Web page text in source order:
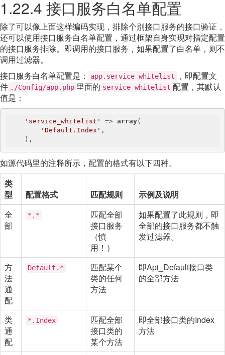
1.22.4 接口服务白名单配置
除了可以像上面这样编码实现，排除个别接口服务的接口验证，
还可以使用接口服务白名单配置，通过框架自身实现对指定配置
的接口服务排除。即调用的接口服务，如果配置了白名单，则不
调用过滤器。
接口服务白名单配置是：
app.service_whitelist
，即配置文
件 ./Config/app.php 里面的 service_whitelist 配置，其默认
值是：
'service_whitelist' => array(
'Default.Index' ,
    ),
如源代码里的注释所示，配置的格式有以下四种。
类
型
配置格式 匹配规则
示例及说明
全
部
*.*
匹配全部
接口服务
（慎
用！）
如果配置了此规则，即
全部的接口服务都不触
发过滤器。
方
法
通
配
Default.*
匹配某个
类的任何
方法
即Api_Default接口类
的全部方法
类
通
配
*.Index
匹配全部
接口类的
某个方法
即全部接口类的Index
方法